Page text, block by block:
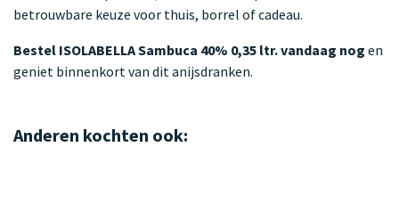
betrouwbare keuze voor thuis, borrel of cadeau.
Bestel ISOLABELLA Sambuca 40% 0,35 ltr. vandaag nog en
geniet binnenkort van dit anijsdranken.
Anderen kochten ook: